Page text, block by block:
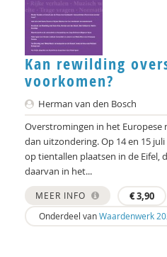
Swanny Kremer
Corrie Kreuk
Education Lab
Hanne Laceulle
Monique Leijgraaf
Bas Levering
Jorg Massen
Brecht Molenaar
Kan rewilding
voorkomen?
Herman van den Bosch
Overstromingen in het Europese
dan uitzondering. Op 14 en 15
op tientallen plaatsen in de Eifel,
daarvan in het...
MEER INFO €3,90
Onderdeel vanWaardenwerk